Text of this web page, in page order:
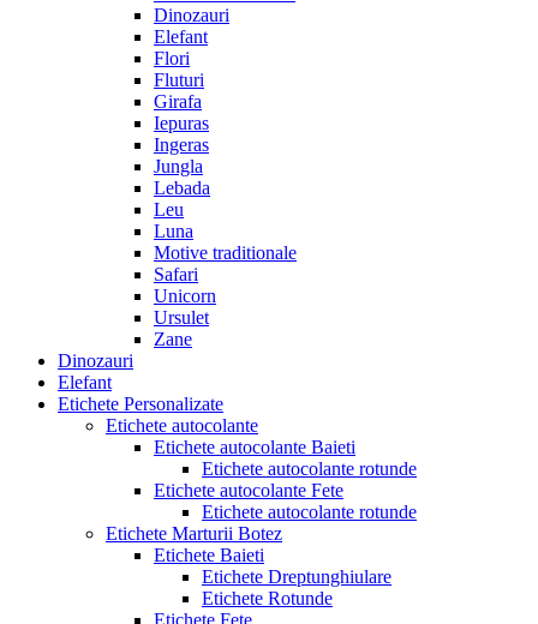
Dinozauri
Elefant
Flori
Fluturi
Girafa
Iepuras
Ingeras
Jungla
Lebada
Leu
Luna
Motive traditionale
Safari
Unicorn
Ursulet
Zane
Dinozauri
Elefant
Etichete Personalizate
Etichete autocolante
Etichete autocolante Baieti
Etichete autocolante rotunde
Etichete autocolante Fete
Etichete autocolante rotunde
Etichete Marturii Botez
Etichete Baieti
Etichete Dreptunghiulare
Etichete Rotunde
Etichete Fete